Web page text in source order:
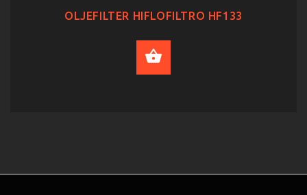
OLJEFILTER HIFLOFILTRO HF133